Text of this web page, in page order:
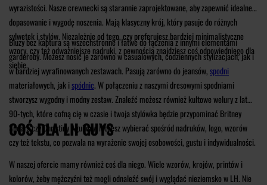
wyrazistości. Nasze crewnecki są starannie zaprojektowane, aby zapewnić idealne
dopasowanie i wygodę noszenia. Mają klasyczny krój, który pasuje do różnych
sylwetek i stylów. Niezależnie od tego, czy preferujesz bardziej minimalistyczne
wzory, czy też odważniejsze nadruki, z pewnością znajdziesz coś odpowiedniego dla
siebie.
Bluzy bez kaptura są wszechstronne i łatwe do łączenia z innymi elementami
garderoby. Możesz nosić je zarówno w casualowych, codziennych stylizacjach, jak i
w bardziej wyrafinowanych zestawach. Pasują zarówno do jeansów,spodni
materiałowych, jak ispódnic. W połączeniu z naszymi dresowymi spodniami
stworzysz wygodny i modny zestaw. Znaleźć możesz również kultowe welury z lat
90-tych, które cofną cię w czasie i twoja stylówka będzie przypominać Britney
Spears czy Christiny Aguilery. Możesz wybierać spośród nadruków, logo, wzorów
czy też tekstu, co pozwala na wyrażenie swojej osobowości, gustu i indywidualności.
COŚ DLA LH GUYS
W naszej ofercie mamy również coś dla niego. Wiele wzorów, krojów, printów i
kolorów, żeby mężczyźni też mogli odnaleźć swój i wyglądać nieziemsko w LH. Nie